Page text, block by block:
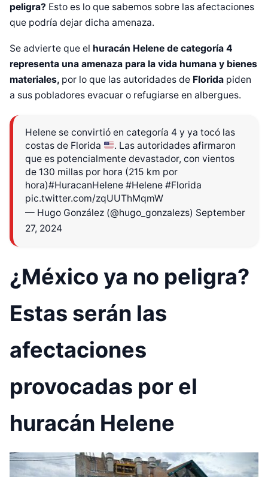
peligra? Esto es lo que sabemos sobre las afectaciones
que podría dejar dicha amenaza.
Se advierte que el huracán Helene de categoría 4
representa una amenaza para la vida humana y bienes
materiales, por lo que las autoridades de Florida piden
a sus pobladores evacuar o refugiarse en albergues.
Helene se convirtió en categoría 4 y ya tocó las
costas de Florida
. Las autoridades afirmaron
que es potencialmente devastador, con vientos
de 130 millas por hora (215 km por
hora)#HuracanHelene #Helene #Florida
pic.twitter.com/zqUUThMqmW
— Hugo González (@hugo_gonzalezs) September
27, 2024
¿México ya no peligra?
Estas serán las
afectaciones
provocadas por el
huracán Helene